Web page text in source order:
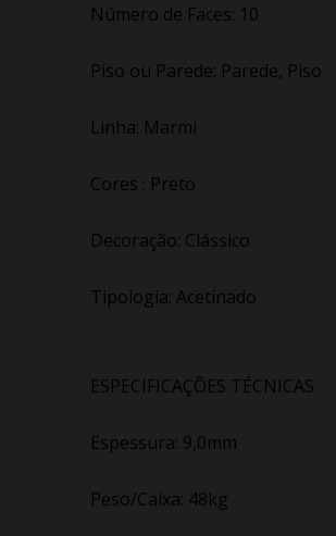
Número de Faces: 10
Piso ou Parede: Parede, Piso
Linha: Marmi
Cores : Preto
Decoração: Clássico
Tipologia: Acetinado
ESPECIFICAÇÕES TÉCNICAS
Espessura: 9,0mm
Peso/Caixa: 48kg